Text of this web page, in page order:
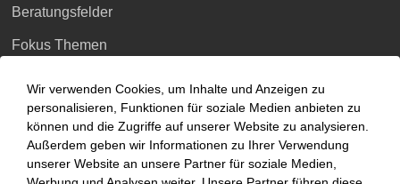
Beratungsfelder
Fokus Themen
Fokusthemen
AI Advisory
Cybersecurity
Wir verwenden Cookies, um Inhalte und Anzeigen zu
personalisieren, Funktionen für soziale Medien anbieten zu
können und die Zugriffe auf unserer Website zu analysieren.
Außerdem geben wir Informationen zu Ihrer Verwendung
unserer Website an unsere Partner für soziale Medien,